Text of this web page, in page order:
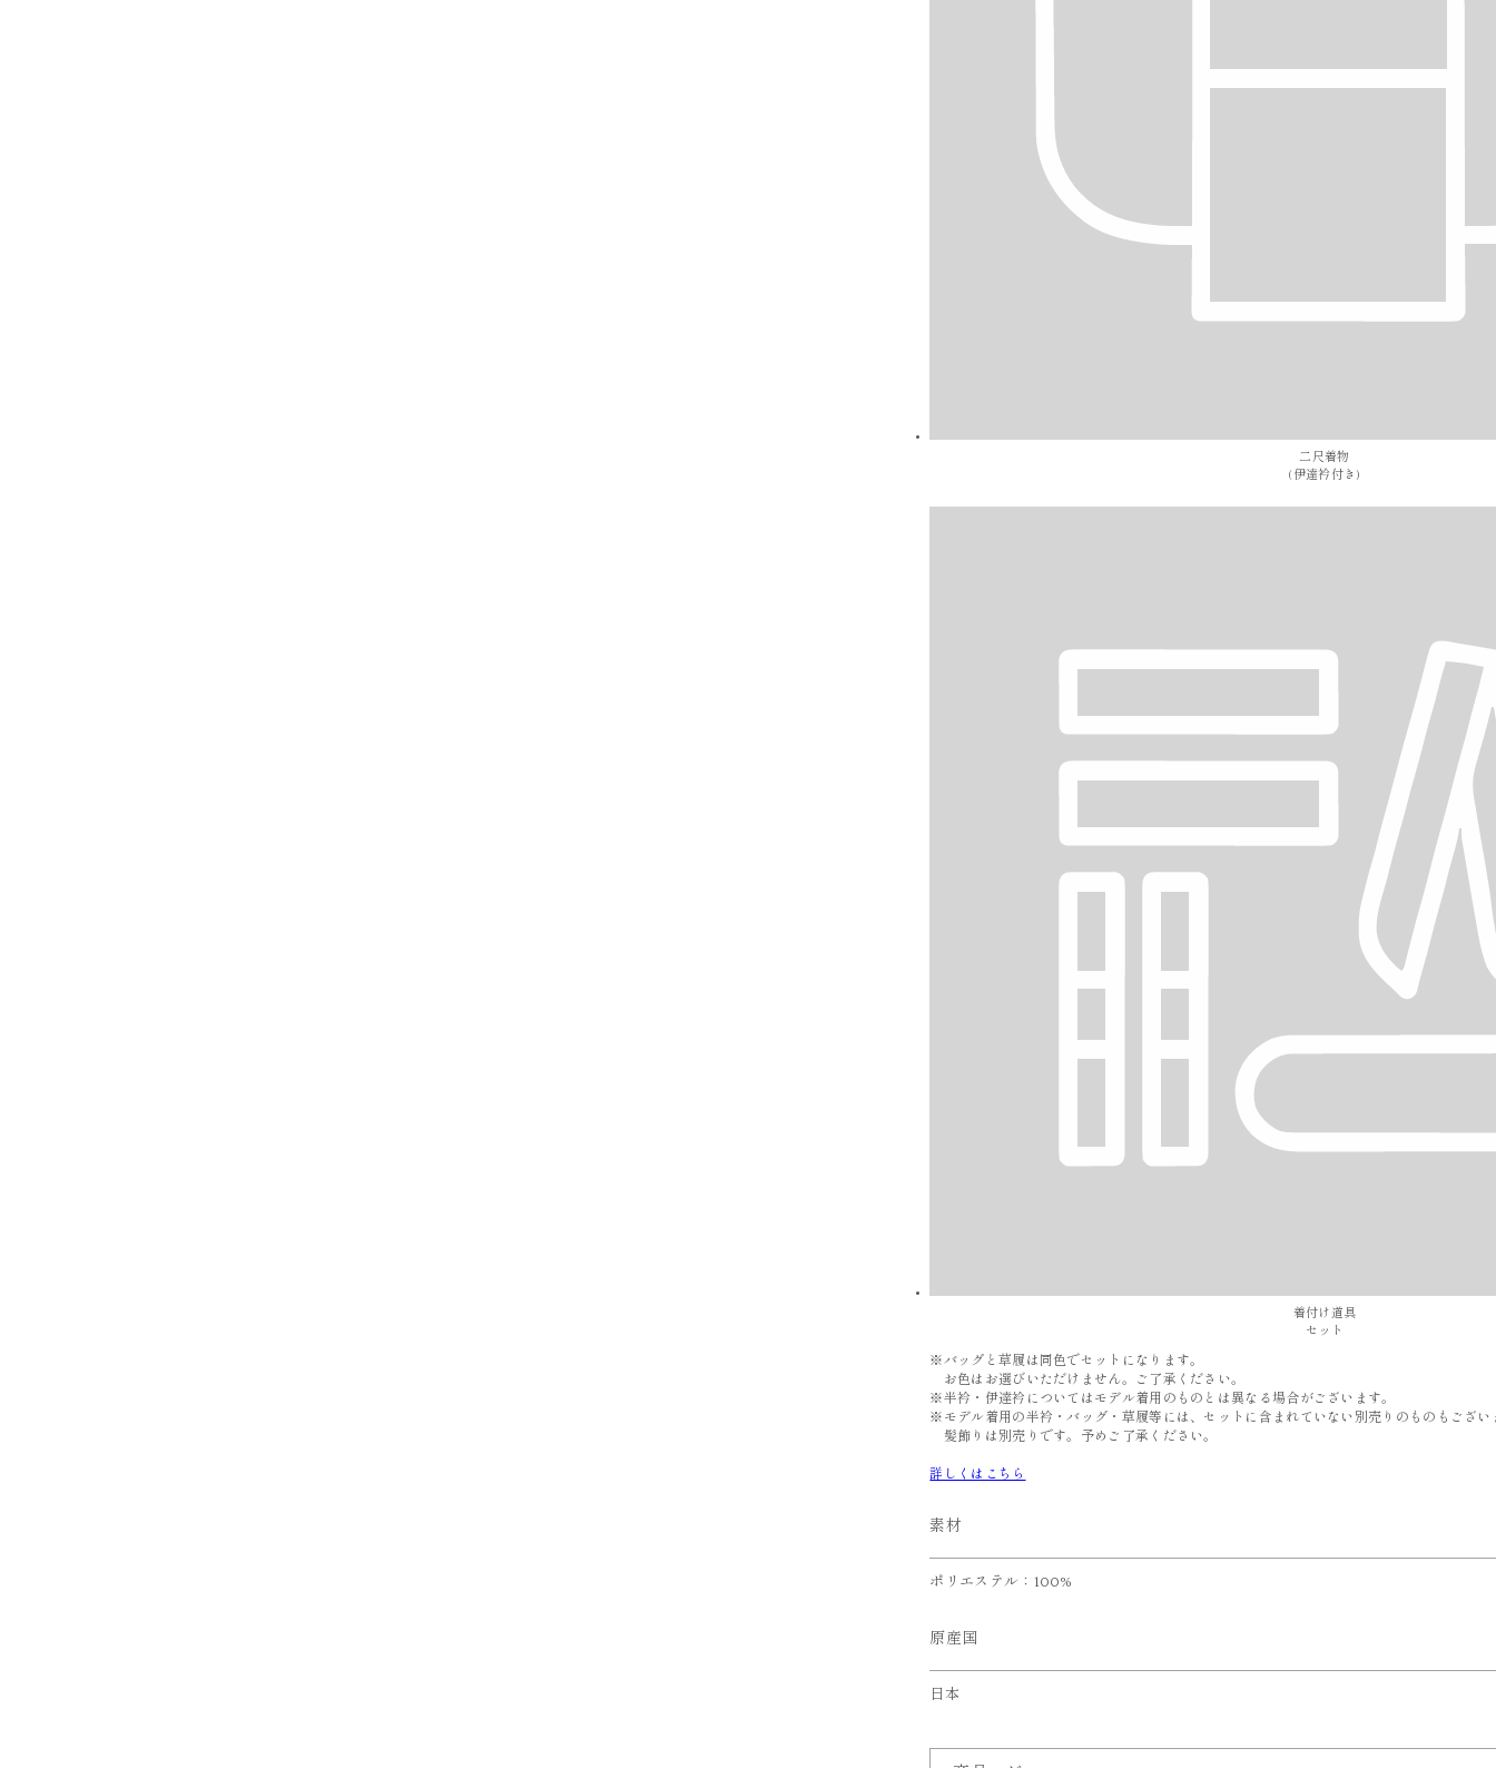
二尺着物
(伊達衿付き)
着付け道具
セット
※バッグと草履は同色でセットになります。
お色はお選びいただけません。ご了承ください。
※半衿・伊達衿についてはモデル着用のものとは異なる場合がございます。
※モデル着用の半衿・バッグ・草履等には、セットに含まれていない別売りのものもござい
髪飾りは別売りです。予めご了承ください。
詳しくはこちら
素材
ポリエステル：100%
原産国
日本